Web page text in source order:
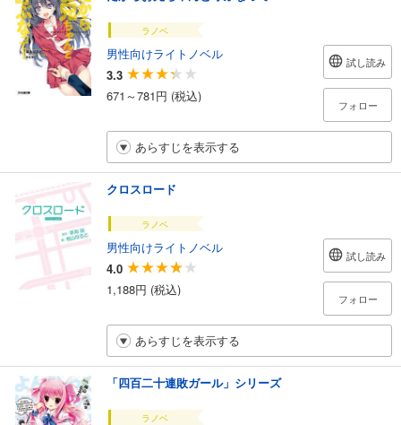
ラノベ
男性向けライトノベル
3.3
671～781円 (税込)
試し読み
フォロー
あらすじを表示する
クロスロード
ラノベ
男性向けライトノベル
4.0
1,188円 (税込)
試し読み
フォロー
あらすじを表示する
「四百二十連敗ガール」シリーズ
ラノベ